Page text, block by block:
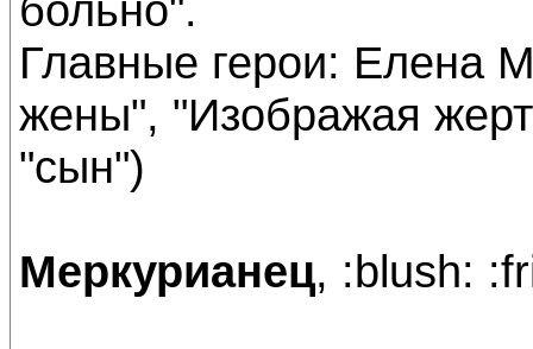
Главные герои: Елена
жены", "Изображая
"сын")
Меркурианец, :blush: